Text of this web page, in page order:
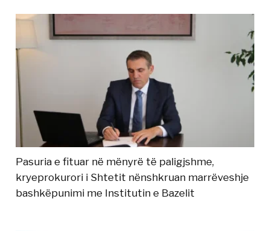
Pasuria e fituar në mënyrë të paligjshme,
kryeprokurori i Shtetit nënshkruan marrëveshje
bashkëpunimi me Institutin e Bazelit